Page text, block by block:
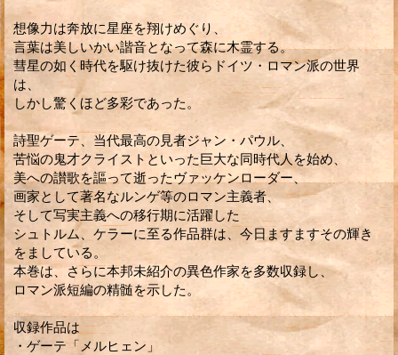
想像力は奔放に星座を翔けめぐり、
言葉は美しいかい諧音となって森に木霊する。
彗星の如く時代を駆け抜けた彼らドイツ・ロマン派の世界
は、
しかし驚くほど多彩であった。
詩聖ゲーテ、当代最高の見者ジャン・パウル、
苦悩の鬼才クライストといった巨大な同時代人を始め、
美への讃歌を謳って逝ったヴァッケンローダー、
画家として著名なルンゲ等のロマン主義者、
そして写実主義への移行期に活躍した
シュトルム、ケラーに至る作品群は、今日ますますその輝き
をましている。
本巻は、さらに本邦未紹介の異色作家を多数収録し、
ロマン派短編の精髄を示した。
収録作品は
・ゲーテ「メルヒェン」